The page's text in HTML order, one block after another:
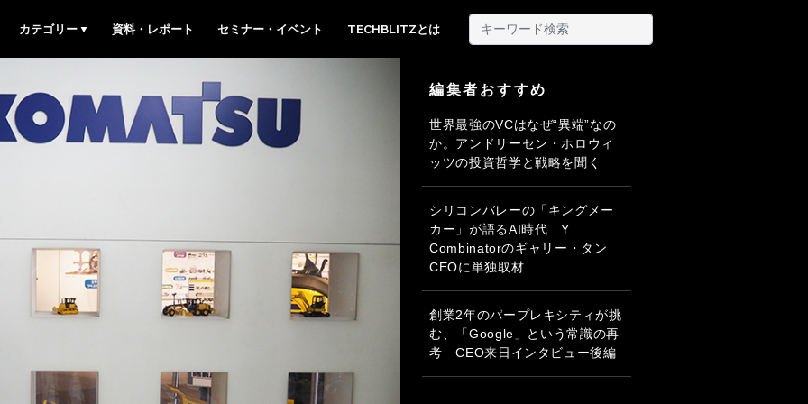
カテゴリー 資料・レポート セミナー・イベント TECHBLITZとは
編集者おすすめ
世界最強のVCはなぜ“異端”なの
か。アンドリーセン・ホロウィ
ッツの投資哲学と戦略を聞く
シリコンバレーの「キングメー
カー」が語るAI時代 Y
Combinatorのギャリー・タン
CEOに単独取材
創業2年のパープレキシティが挑
む、「Google」という常識の再
考 CEO来日インタビュー後編